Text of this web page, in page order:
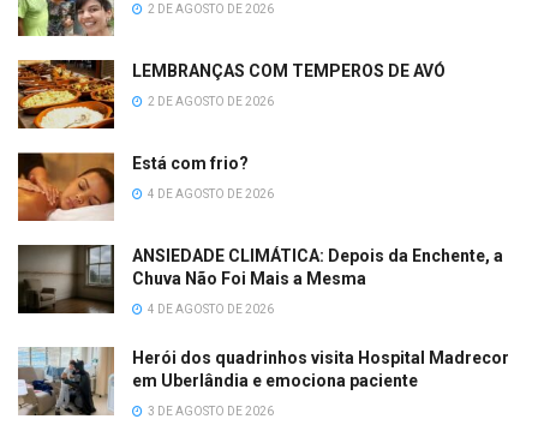
2 DE AGOSTO DE 2026
LEMBRANÇAS COM TEMPEROS DE AVÓ
2 DE AGOSTO DE 2026
Está com frio?
4 DE AGOSTO DE 2026
ANSIEDADE CLIMÁTICA: Depois da Enchente, a
Chuva Não Foi Mais a Mesma
4 DE AGOSTO DE 2026
Herói dos quadrinhos visita Hospital Madrecor
em Uberlândia e emociona paciente
3 DE AGOSTO DE 2026